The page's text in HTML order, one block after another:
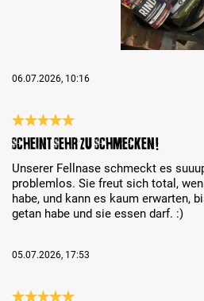
06.07.2026, 10:16
Review with rating of 5 out of 5 stars
Scheint sehr zu schmecken!
Unserer Fellnase schmeckt es
problemlos. Sie freut sich total,
habe, und kann es kaum erwarten,
getan habe und sie essen darf. :)
05.07.2026, 17:53